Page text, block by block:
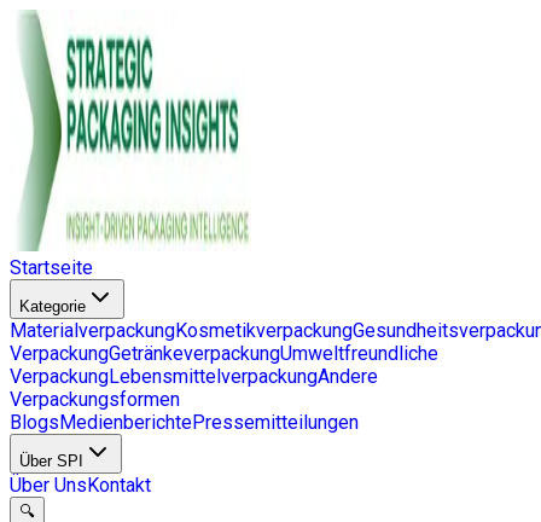
Startseite
Kategorie
MaterialverpackungKosmetikverpackung
VerpackungGetränkeverpackungUmweltfreundliche
VerpackungLebensmittelverpackungAndere
Verpackungsformen
BlogsMedienberichtePressemitteilungen
Über SPI
Über UnsKontakt
🔍